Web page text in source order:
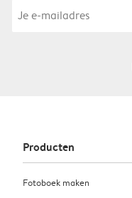
Producten
Fotoboek maken